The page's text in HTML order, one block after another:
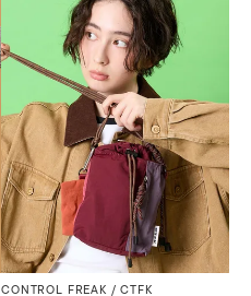
CONTROL FREAK / CTFK